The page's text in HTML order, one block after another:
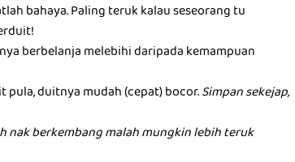
bahaya. Paling teruk kalau seseorang tu
berbelanja melebihi daripada kemampuan
duitnya mudah (cepat) bocor.Simpan sekejap,
nak berkembang malah mungkin lebih teruk